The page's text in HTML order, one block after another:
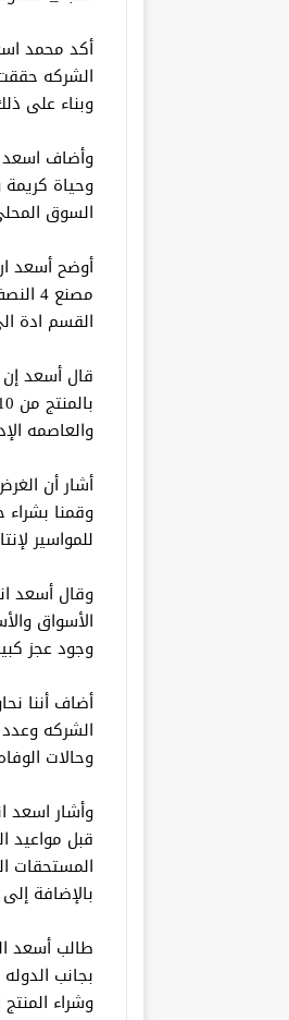
أكد محمد
الشركه
وبناء على
وأضاف اسعد
وحياة كريمة
السوق
أوضح أسعد
القسم ادة
قال أسعد إن
والعاصمه
أشار أن
وقمنا بشراء
للمواسير
وقال أسعد
الأسواق
وجود عجز
أضاف أننا
الشركه
وحالات
وأشار اسعد
قبل مواعيد
المستحقات
بالإضافة
طالب أسعد
بجانب
وشراء